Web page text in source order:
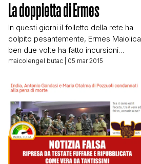
ED EVERGREEN
La doppietta di Ermes
In questi giorni il folletto della rete ha
colpito pesantemente, Ermes Maiolica
ben due volte ha fatto incursioni
bufalare sul web. Incursioni che sono
condivisa sui social network visto che
sono state riprese sia su testate (di
basso livello) che in televisioni. Si
perché ormai Ermes ha trasceso
l’esser prettamente […]
maicolengel butac | 05 mar 2015